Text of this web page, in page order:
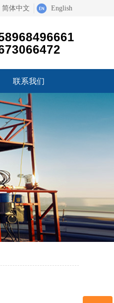
联系我们
联系我们
简体中文 English